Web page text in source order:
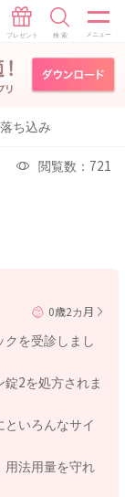
ち込み
閲覧数：721
0歳2カ月
クを受診しまし
2を処方されま
といろんなサイ
用法用量を守れ